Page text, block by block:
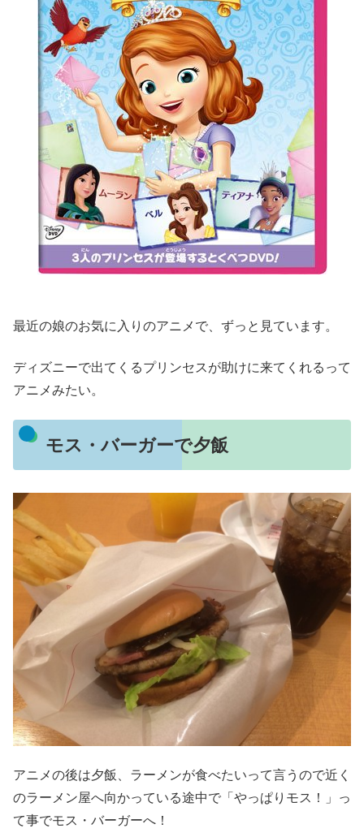
最近の娘のお気に入りのアニメで、ずっと見ています。
ディズニーで出てくるプリンセスが助けに来てくれるって
アニメみたい。
モス・バーガーで夕飯
アニメの後は夕飯、ラーメンが食べたいって言うので近く
のラーメン屋へ向かっている途中で「やっぱりモス！」っ
て事でモス・バーガーへ！